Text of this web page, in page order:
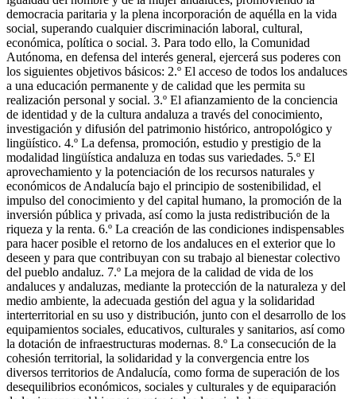
democracia paritaria y la plena incorporación de aquélla en la vida
social, superando cualquier discriminación laboral, cultural,
económica, política o social. 3. Para todo ello, la Comunidad
Autónoma, en defensa del interés general, ejercerá sus poderes con
los siguientes objetivos básicos: 2.º El acceso de todos los andaluces
a una educación permanente y de calidad que les permita su
realización personal y social. 3.º El afianzamiento de la conciencia
de identidad y de la cultura andaluza a través del conocimiento,
investigación y difusión del patrimonio histórico, antropológico y
lingüístico. 4.º La defensa, promoción, estudio y prestigio de la
modalidad lingüística andaluza en todas sus variedades. 5.º El
aprovechamiento y la potenciación de los recursos naturales y
económicos de Andalucía bajo el principio de sostenibilidad, el
impulso del conocimiento y del capital humano, la promoción de la
inversión pública y privada, así como la justa redistribución de la
riqueza y la renta. 6.º La creación de las condiciones indispensables
para hacer posible el retorno de los andaluces en el exterior que lo
deseen y para que contribuyan con su trabajo al bienestar colectivo
del pueblo andaluz. 7.º La mejora de la calidad de vida de los
andaluces y andaluzas, mediante la protección de la naturaleza y del
medio ambiente, la adecuada gestión del agua y la solidaridad
interterritorial en su uso y distribución, junto con el desarrollo de los
equipamientos sociales, educativos, culturales y sanitarios, así como
la dotación de infraestructuras modernas. 8.º La consecución de la
cohesión territorial, la solidaridad y la convergencia entre los
diversos territorios de Andalucía, como forma de superación de los
desequilibrios económicos, sociales y culturales y de equiparación